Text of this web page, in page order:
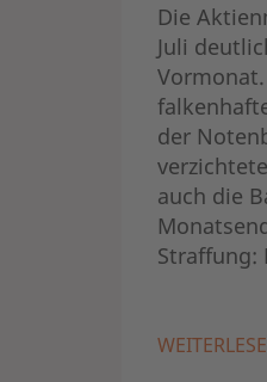
Die
Juli
der
auch die
Straffung: